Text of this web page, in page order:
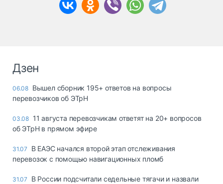
Дзен
06.08 Вышел сборник 195+ ответов на вопросы
перевозчиков об ЭТрН
03.08 11 августа перевозчикам ответят на 20+ вопросов
об ЭТрН в прямом эфире
31.07
В ЕАЭС начался второй этап отслеживания
перевозок с помощью навигационных пломб
31.07
В России подсчитали седельные тягачи и назвали